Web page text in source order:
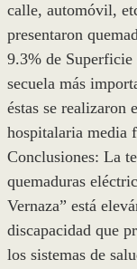
calle, automóvil,
presentaron
9.3% de
secuela más
éstas se realizaron
hospitalaria media
Conclusiones: La
quemaduras
Vernaza” está
discapacidad que
los sistemas de